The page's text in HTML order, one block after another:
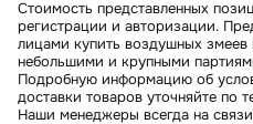
Стоимость представленных
регистрации и авторизации.
лицами купить воздушных
небольшими и крупными
Подробную информацию об
доставки товаров уточняйте по
Наши менеджеры всегда на